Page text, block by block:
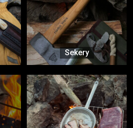
Sekery